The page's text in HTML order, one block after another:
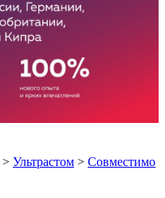
> Ультрастом > Совместимо